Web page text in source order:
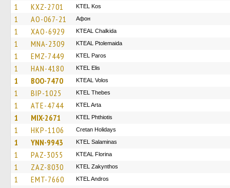
1 KXZ-2701 KTEL Kos
1 AO-067-21 Афон
1 XAO-6929 KTEAL Chalkida
1 MNA-2309 KTEAL Ptolemaida
1 EMZ-7449 KTEL Paros
1 HAN-4180 KTEL Elis
1 BOO-7470 KTEAL Volos
1 BIP-1025 KTEL Thebes
1 ATE-4744 KTEL Arta
1 MIX-2671 ΚΤΕL Phthiotis
1 HKP-1106 Cretan Holidays
1 YNN-9943 KTEL Salaminas
1 PAZ-3055 KTEAL Florina
1 ZAZ-8030 KTEL Zakynthos
1 EMT-7660 KTEL Andros